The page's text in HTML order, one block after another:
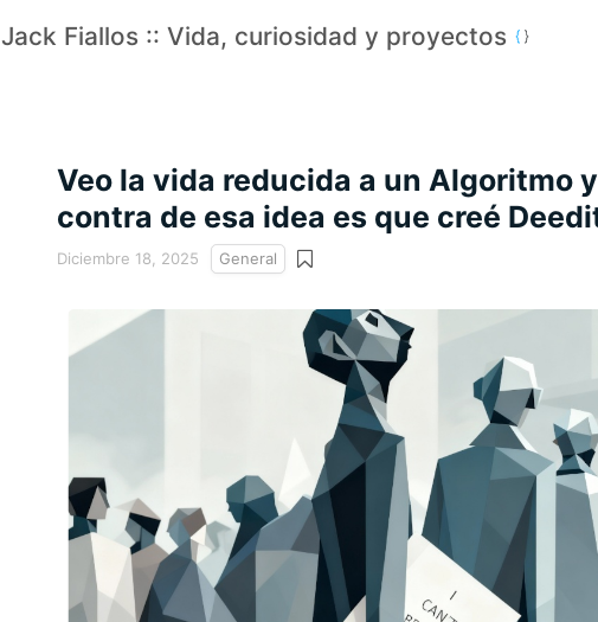
Jack Fiallos :: Vida, curiosidad y proyectos
Veo la vida reducida a un Algoritmo
contra de esa idea es que creé
Diciembre 18, 2025 General